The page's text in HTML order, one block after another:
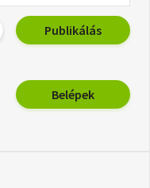
Publikálás
Belépek